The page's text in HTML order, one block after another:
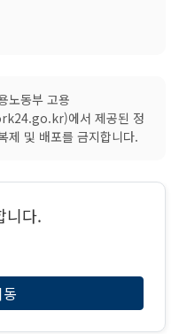
노동부 고용
에서 제공된 정
제 및 배포를 금지합니다.
니다.